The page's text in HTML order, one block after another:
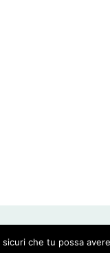
che tu possa